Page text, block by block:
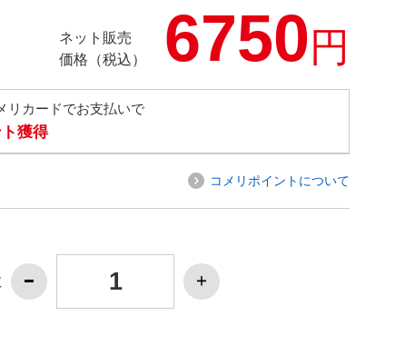
ネット販売
価格（税込）
6750円
リカードでお支払いで
獲得
コメリポイントについて